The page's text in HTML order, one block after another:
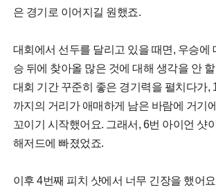
은 경기로 이어지길 원했죠.
대회에서 선두를 달리고 있을 때면, 우승에
승 뒤에 찾아올 많은 것에 대해 생각을 안
대회 기간 꾸준히 좋은 경기력을 펼치다가,
까지의 거리가 애매하게 남은 바람에 거기
꼬이기 시작했어요. 그래서, 6번 아이언 샷
해저드에 빠졌었죠.
이후 4번째 피치 샷에서 너무 긴장을 했어